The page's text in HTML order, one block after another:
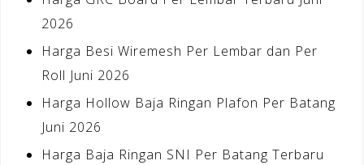
2026
Harga Besi Wiremesh Per Lembar dan Per
Roll Juni 2026
Harga Hollow Baja Ringan Plafon Per Batang
Juni 2026
Harga Baja Ringan SNI Per Batang Terbaru